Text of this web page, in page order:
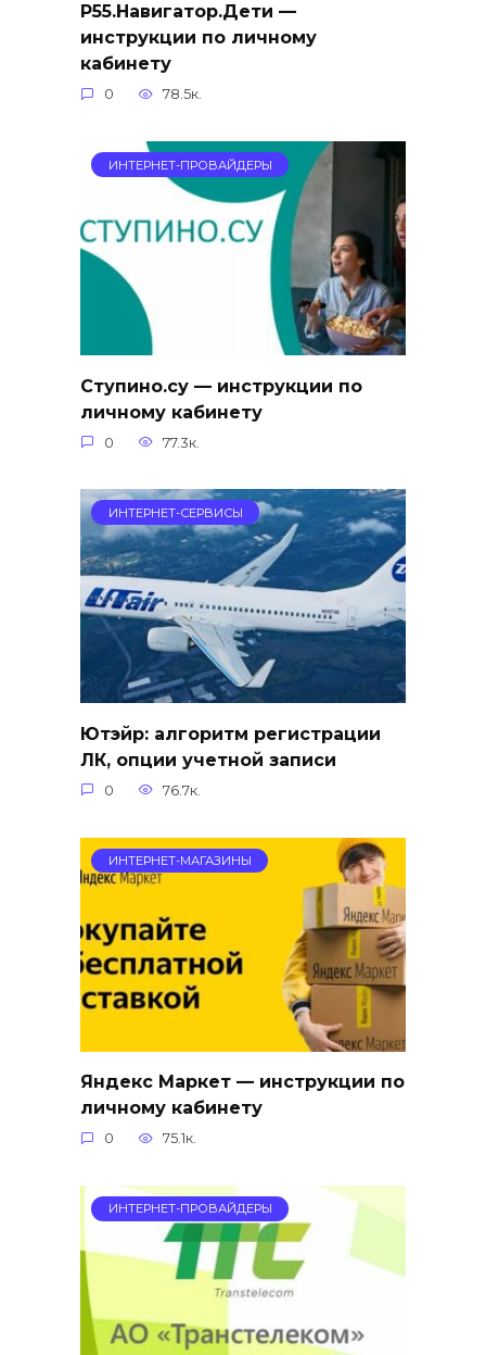
Р55.Навигатор.Дети —
инструкции по личному
кабинету
0 78.5к.
ИНТЕРНЕТ-ПРОВАЙДЕРЫ
Ступино.су — инструкции по
личному кабинету
0 77.3к.
ИНТЕРНЕТ-СЕРВИСЫ
Ютэйр: алгоритм регистрации
ЛК, опции учетной записи
0 76.7к.
ИНТЕРНЕТ-МАГАЗИНЫ
Яндекс Маркет — инструкции по
личному кабинету
0 75.1к.
ИНТЕРНЕТ-ПРОВАЙДЕРЫ